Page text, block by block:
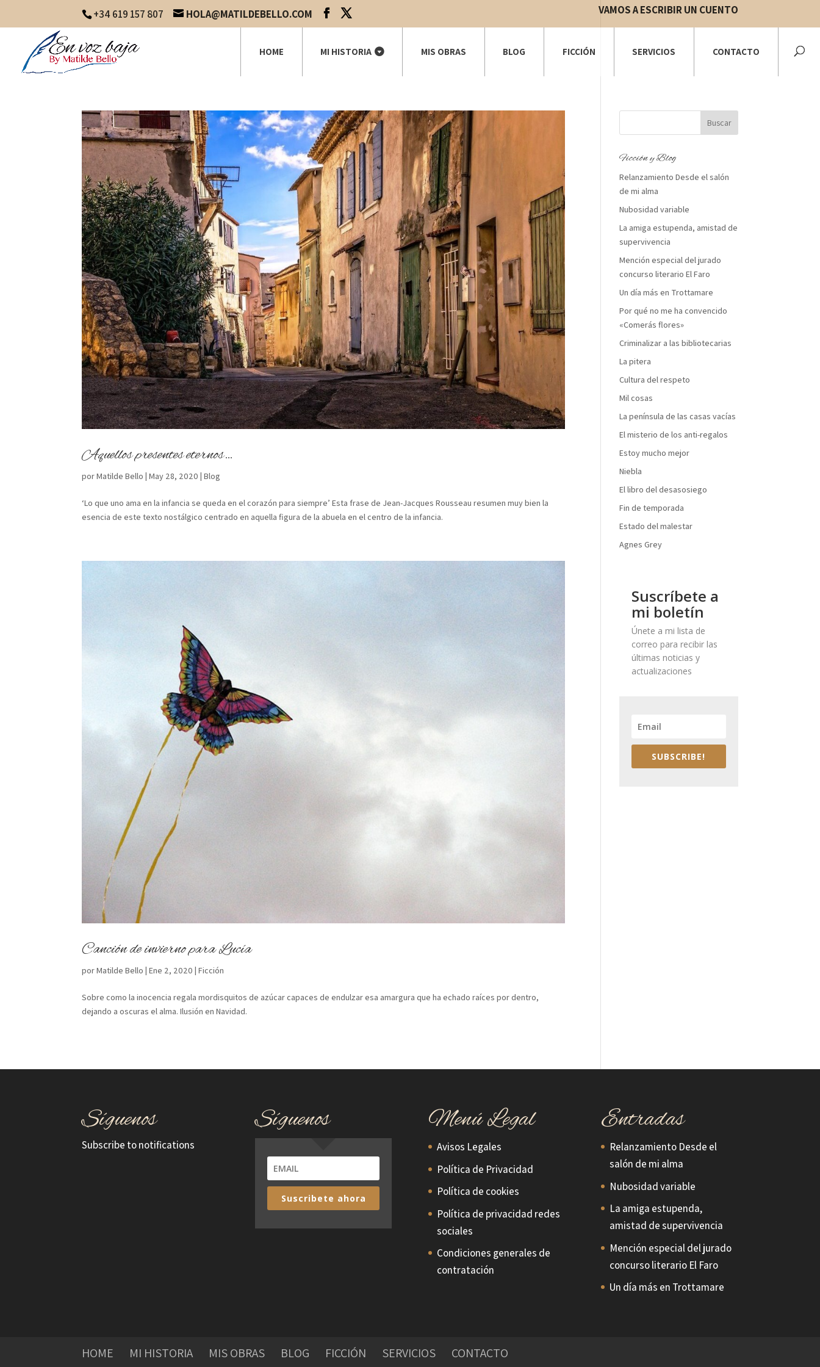
+34 619 157 807 HOLA@MATILDEBELLO.COM VAMOS A ESCRIBIR UN CUENTO
HOME MI HISTORIA MIS OBRAS BLOG FICCIÓN SERVICIOS CONTACTO
Aquellos presentes eternos…
porMatilde Bello |May 28, 2020 |Blog
‘Lo que uno ama en la infancia se queda en el corazón para siempre’ Esta frase de Jean-Jacques Rousseau resumen muy bien la
esencia de este texto nostálgico centrado en aquella figura de la abuela en el centro de la infancia.
Canción de invierno para Lucía
porMatilde Bello |Ene 2, 2020 |Ficción
Sobre como la inocencia regala mordisquitos de azúcar capaces de endulzar esa amargura que ha echado raíces por dentro,
dejando a oscuras el alma. Ilusión en Navidad.
Ficción y Blog
Relanzamiento Desde el salón
de mi alma
Nubosidad variable
La amiga estupenda, amistad de
supervivencia
Mención especial del jurado
concurso literario El Faro
Un día más en Trottamare
Por qué no me ha convencido
«Comerás flores»
Criminalizar a las bibliotecarias
La pitera
Cultura del respeto
Mil cosas
La península de las casas vacías
El misterio de los anti-regalos
Estoy mucho mejor
Niebla
El libro del desasosiego
Fin de temporada
Estado del malestar
Agnes Grey
Suscríbete a
mi boletín
Únete a mi lista de
correo para recibir las
últimas noticias y
actualizaciones
SUBSCRIBE!
Síguenos
Subscribe to notifications
Síguenos
Suscribete ahora
Menú Legal
Avisos Legales
Política de Privacidad
Política de cookies
Política de privacidad redes
sociales
Condiciones generales de
contratación
Entradas
Relanzamiento Desde el
salón de mi alma
Nubosidad variable
La amiga estupenda,
amistad de supervivencia
Mención especial del jurado
concurso literario El Faro
Un día más en Trottamare
HOME MI HISTORIA MIS OBRAS BLOG FICCIÓN SERVICIOS CONTACTO